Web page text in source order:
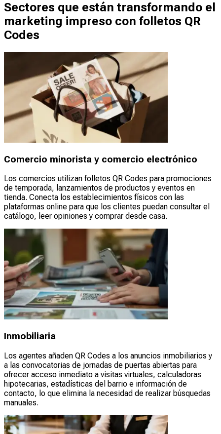
Sectores que están transformando el
marketing impreso con folletos QR
Codes
Comercio minorista y comercio electrónico
Los comercios utilizan folletos QR Codes para promociones
de temporada, lanzamientos de productos y eventos en
tienda. Conecta los establecimientos físicos con las
plataformas online para que los clientes puedan consultar el
catálogo, leer opiniones y comprar desde casa.
Inmobiliaria
Los agentes añaden QR Codes a los anuncios inmobiliarios y
a las convocatorias de jornadas de puertas abiertas para
ofrecer acceso inmediato a visitas virtuales, calculadoras
hipotecarias, estadísticas del barrio e información de
contacto, lo que elimina la necesidad de realizar búsquedas
manuales.